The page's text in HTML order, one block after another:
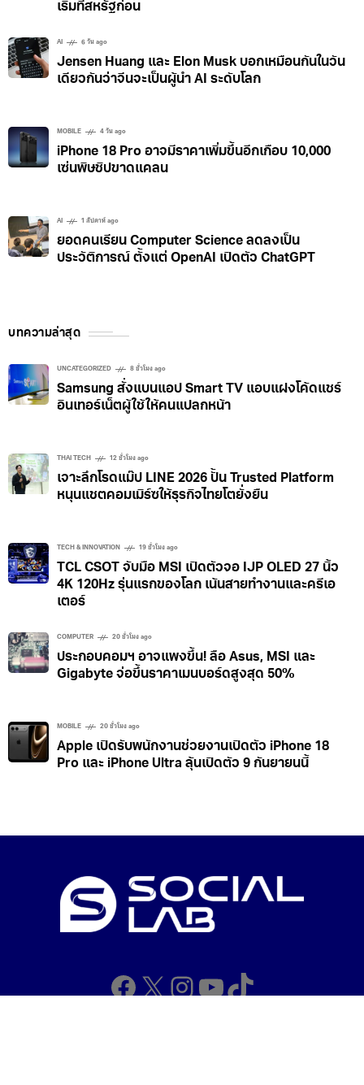
เริ่มที่สหรัฐก่อน
AI 6 วัน ago
Jensen Huang และ Elon Musk บอกเหมือนกันในวัน
เดียวกันว่าจีนจะเป็นผู้นำ AI ระดับโลก
MOBILE 4 วัน ago
iPhone 18 Pro อาจมีราคาเพิ่มขึ้นอีกเกือบ 10,000
เซ่นพิษชิปขาดแคลน
AI 1 สัปดาห์ ago
ยอดคนเรียน Computer Science ลดลงเป็น
ประวัติการณ์ ตั้งแต่ OpenAI เปิดตัว ChatGPT
บทความล่าสุด
UNCATEGORIZED 8 ชั่วโมง ago
Samsung สั่งแบนแอป Smart TV แอบแฝงโค้ดแชร์
อินเทอร์เน็ตผู้ใช้ให้คนแปลกหน้า
THAI TECH 12 ชั่วโมง ago
เจาะลึกโรดแม๊ป LINE 2026 ปั้น Trusted Platform
หนุนแชตคอมเมิร์ซให้ธุรกิจไทยโตยั่งยืน
TECH & INNOVATION 19 ชั่วโมง ago
TCL CSOT จับมือ MSI เปิดตัวจอ IJP OLED 27 นิ้ว
4K 120Hz รุ่นแรกของโลก เน้นสายทำงานและครีเอ
เตอร์
COMPUTER 20 ชั่วโมง ago
ประกอบคอมฯ อาจแพงขึ้น! ลือ Asus, MSI และ
Gigabyte จ่อขึ้นราคาเมนบอร์ดสูงสุด 50%
MOBILE 20 ชั่วโมง ago
Apple เปิดรับพนักงานช่วยงานเปิดตัว iPhone 18
Pro และ iPhone Ultra ลุ้นเปิดตัว 9 กันยายนนี้
Facebook
X Instagram
YouTube
TikTok